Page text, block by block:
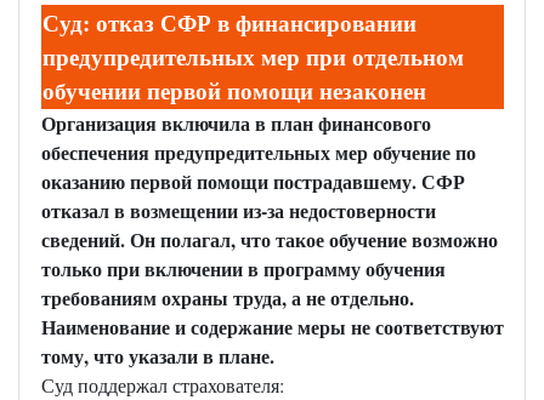
Суд: отказ СФР в финансировании
предупредительных мер при отдельном
обучении первой помощи незаконен
Организация включила в план финансового
обеспечения предупредительных мер обучение по
оказанию первой помощи пострадавшему. СФР
отказал в возмещении из-за недостоверности
сведений. Он полагал, что такое обучение возможно
только при включении в программу обучения
требованиям охраны труда, а не отдельно.
Наименование и содержание меры не соответствуют
тому, что указали в плане.
Суд поддержал страхователя: